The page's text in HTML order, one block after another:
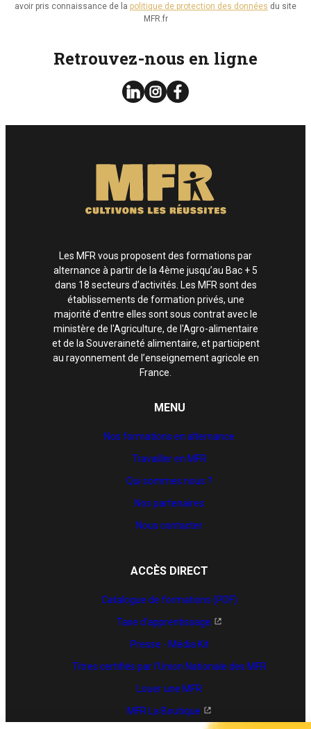
Vous pouvez consulter le site de la CNIL.fr ou
Vous pouvez exercer les droits ci-dessus présentés en contactant notre
délégué à la protection des données à l’adresse dpo@mfr.asso.fr
avoir pris connaissance de la politique de protection des données du site
MFR.fr
Retrouvez-nous en ligne
Les MFR vous proposent des formations par
alternance à partir de la 4ème jusqu’au Bac + 5
dans 18 secteurs d’activités. Les MFR sont des
établissements de formation privés, une
majorité d’entre elles sont sous contrat avec le
ministère de l'Agriculture, de l'Agro-alimentaire
et de la Souveraineté alimentaire, et participent
au rayonnement de l’enseignement agricole en
France.
MENU
Nos formations en alternance
Travailler en MFR
Qui sommes nous ?
Nos partenaires
Nous contacter
ACCÈS DIRECT
Catalogue de formations (PDF)
Taxe d'apprentissage
Presse - Média Kit
Titres certifiés par l’Union Nationale des MFR
Louer une MFR
MFR La Boutique